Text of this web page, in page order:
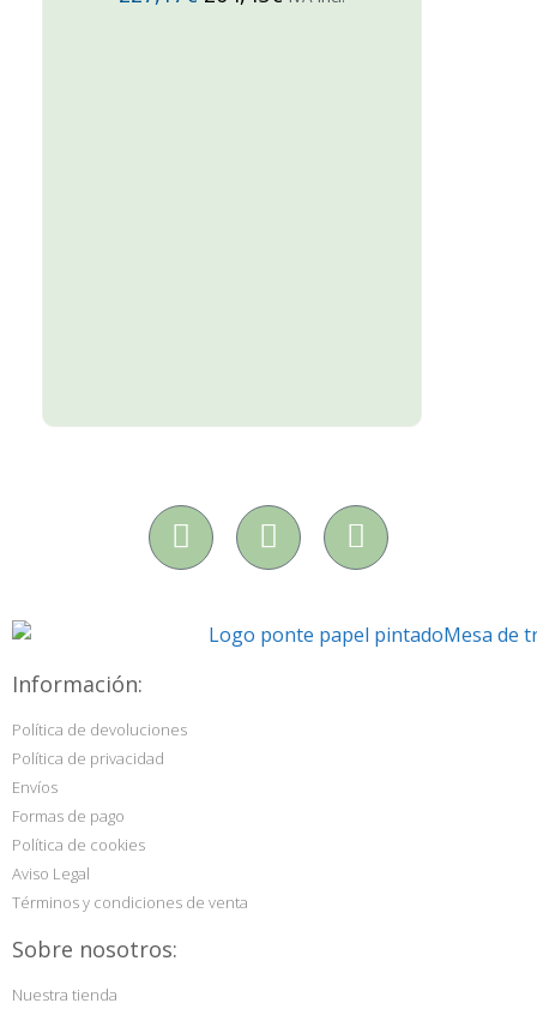
Información:
Política de devoluciones
Política de privacidad
Envíos
Formas de pago
Política de cookies
Aviso Legal
Términos y condiciones de venta
Sobre nosotros:
Nuestra tienda